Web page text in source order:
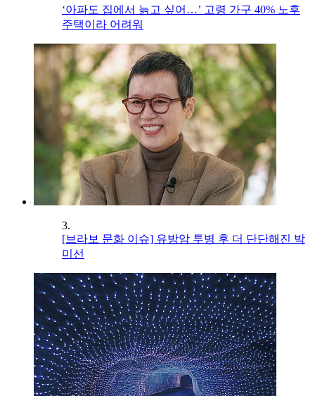
‘아파도 집에서 늙고 싶어…’ 고령 가구 40% 노후
주택이라 어려워
3.
[브라보 문화 이슈] 유방암 투병 후 더 단단해진 박
미선